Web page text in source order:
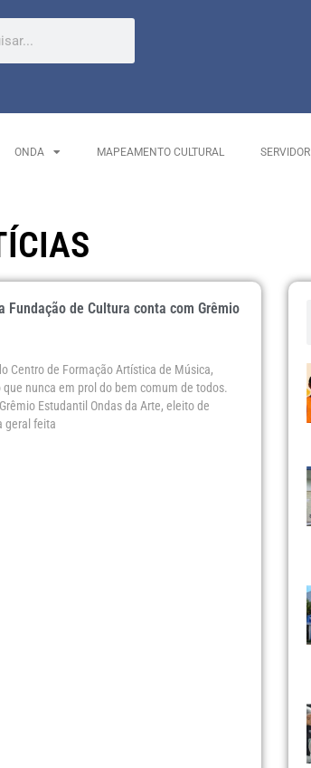
ONDA MAPEAMENTO CULTURAL SERVIDOR
Fundação de Cultura conta com Grêmio
Centro de Formação Artística de Música,
nunca em prol do bem comum de todos.
Estudantil Ondas da Arte, eleito de
geral feita